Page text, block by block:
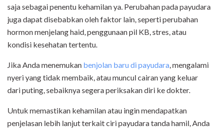
saja sebagai penentu kehamilan ya. Perubahan pada payudara
juga dapat disebabkan oleh faktor lain, seperti perubahan
hormon menjelang haid, penggunaan pil KB, stres, atau
kondisi kesehatan tertentu.
Jika Anda menemukan benjolan baru di payudara , mengalami
nyeri yang tidak membaik, atau muncul cairan yang keluar
dari puting, sebaiknya segera periksakan diri ke dokter.
Untuk memastikan kehamilan atau ingin mendapatkan
penjelasan lebih lanjut terkait ciri payudara tanda hamil, Anda